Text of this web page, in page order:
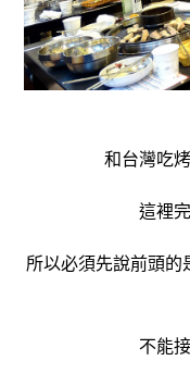
和台灣吃
這裡
所以必須先說前頭的
不能